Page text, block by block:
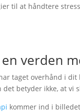
til at håndtere
verden
taget overhånd i
betyder ikke, at vi
kommer ind i